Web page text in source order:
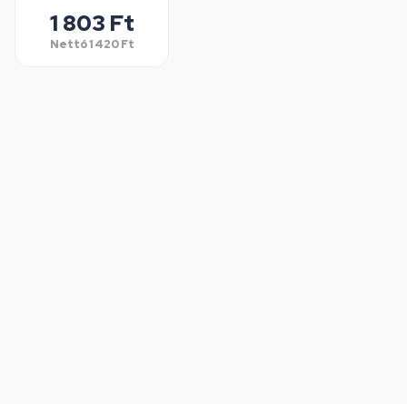
1 803 Ft
Nettó1 420 Ft